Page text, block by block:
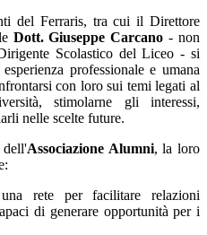
del Ferraris, tra cui il Direttore
Dott. Giuseppe Carcano - non
Scolastico del Liceo - si
professionale e umana
con loro sui temi legati al
stimolarne gli interessi,
nelle scelte future.
dell'Associazione Alumni, la loro
rete per facilitare relazioni
di generare opportunità per i